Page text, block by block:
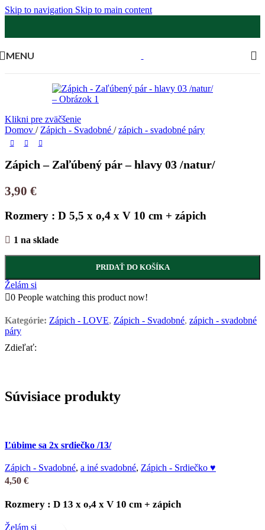
Skip to navigation Skip to main content
MENU
Klikni pre zväčšenie
Domov / Zápich - Svadobné / zápich - svadobné páry
Zápich – Zaľúbený pár – hlavy 03 /natur/
3,90 €
Rozmery : D 5,5 x o,4 x V 10 cm + zápich
1 na sklade
PRIDAŤ DO KOŠÍKA
Želám si
0 People watching this product now!
Kategórie: Zápich - LOVE, Zápich - Svadobné, zápich - svadobné
páry
Zdieľať:
Súvisiace produkty
Ľúbime sa 2x srdiečko /13/
Zápich - Svadobné, a iné svadobné, Zápich - Srdiečko ♥
4,50 €
Rozmery : D 13 x o,4 x V 10 cm + zápich
Želám si